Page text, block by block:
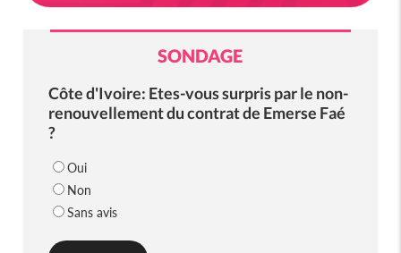
SONDAGE
Côte d'Ivoire: Etes-vous surpris par le non-
renouvellement du contrat de Emerse Faé
?
Oui
Non
Sans avis